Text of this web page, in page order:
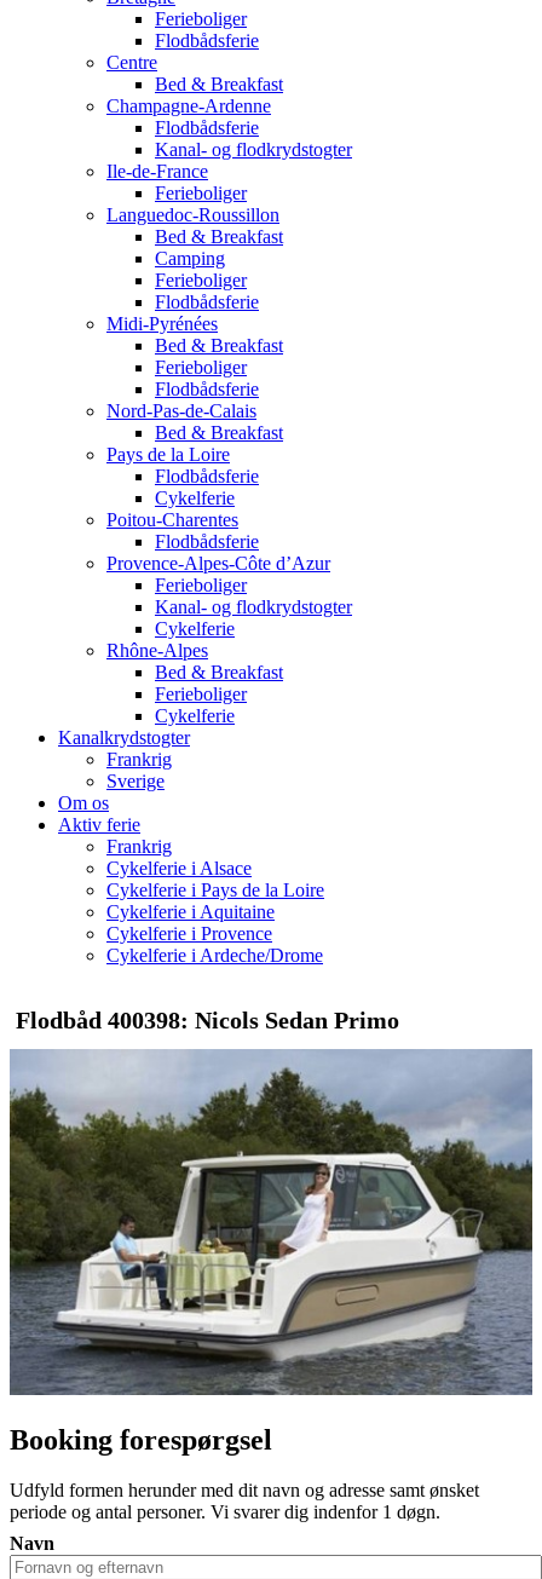
Ferieboliger
Flodbådsferie
Centre
Bed & Breakfast
Champagne-Ardenne
Flodbådsferie
Kanal- og flodkrydstogter
Ile-de-France
Ferieboliger
Languedoc-Roussillon
Bed & Breakfast
Camping
Ferieboliger
Flodbådsferie
Midi-Pyrénées
Bed & Breakfast
Ferieboliger
Flodbådsferie
Nord-Pas-de-Calais
Bed & Breakfast
Pays de la Loire
Flodbådsferie
Cykelferie
Poitou-Charentes
Flodbådsferie
Provence-Alpes-Côte d’Azur
Ferieboliger
Kanal- og flodkrydstogter
Cykelferie
Rhône-Alpes
Bed & Breakfast
Ferieboliger
Cykelferie
Kanalkrydstogter
Frankrig
Sverige
Om os
Aktiv ferie
Frankrig
Cykelferie i Alsace
Cykelferie i Pays de la Loire
Cykelferie i Aquitaine
Cykelferie i Provence
Cykelferie i Ardeche/Drome
Flodbåd 400398: Nicols Sedan Primo
Booking forespørgsel
Udfyld formen herunder med dit navn og adresse samt ønsket
periode og antal personer. Vi svarer dig indenfor 1 døgn.
Navn